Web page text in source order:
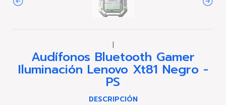
|
Audífonos Bluetooth Gamer
Iluminación Lenovo Xt81 Negro -
PS
DESCRIPCIÓN